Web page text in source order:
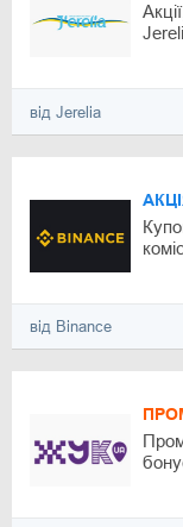
від Jerelia
від Binance